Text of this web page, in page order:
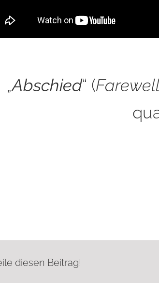
„Abschied“ (Farewell
diesen Beitrag!